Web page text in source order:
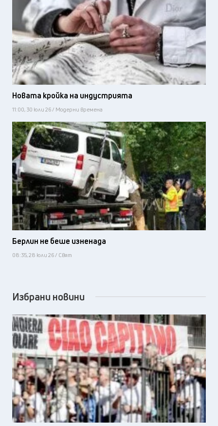
Новата кройка на индустрията
11:00, 30 юли 26 / Модерни времена
Берлин не беше изненада
08:35, 28 юли 26 / Свят
Избрани новини